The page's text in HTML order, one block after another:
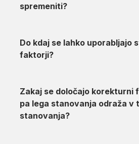
spremeniti?
Do kdaj se lahko uporabljajo stari korekturni
faktorji?
Zakaj se določajo korekturni faktorji, če se
pa lega stanovanja odraža v tržni vrednosti
stanovanja?